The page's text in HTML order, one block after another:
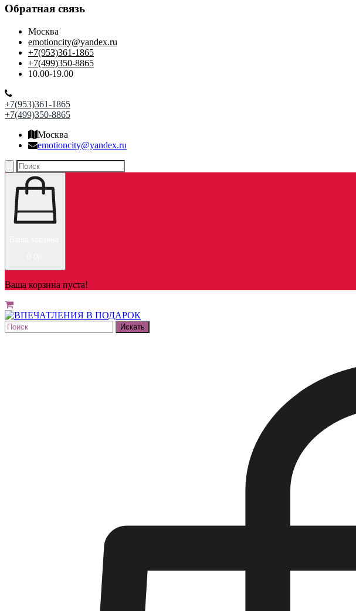
Обратная связь
Москва
emotioncity@yandex.ru
+7(953)361-1865
+7(499)350-8865
10.00-19.00
+7(953)361-1865
+7(499)350-8865
Москва
emotioncity@yandex.ru
Ваша корзина пуста!